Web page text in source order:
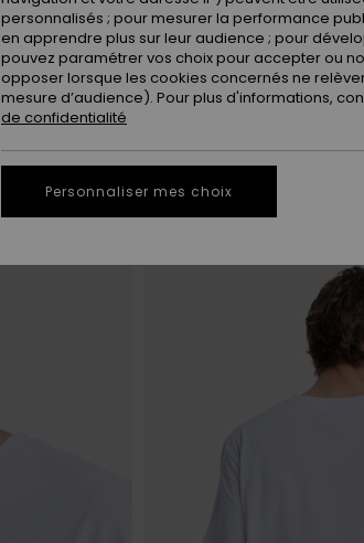
personnalisés ; pour mesurer la performance
en apprendre plus sur leur audience ; pour
pouvez paramétrer vos choix pour accepter ou
opposer lorsque les cookies concernés ne
mesure d’audience). Pour plus d'informations,
de confidentialité
Personnaliser mes choix